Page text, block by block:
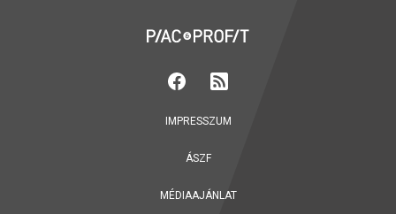
IMPRESSZUM
ÁSZF
MÉDIAAJÁNLAT